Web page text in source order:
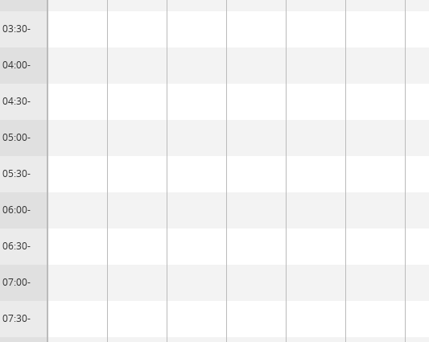
03:30-
04:00-
04:30-
05:00-
05:30-
06:00-
06:30-
07:00-
07:30-